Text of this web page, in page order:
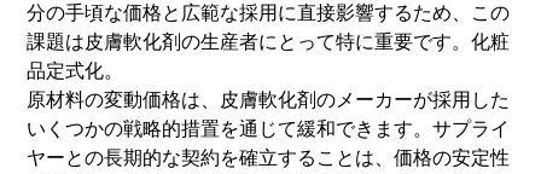
分の手頃な価格と広範な採用に直接影響するため、この
課題は皮膚軟化剤の生産者にとって特に重要です。 化粧
品定式化。
原材料の変動価格は、皮膚軟化剤のメーカーが採用した
いくつかの戦略的措置を通じて緩和できます。サプライ
ヤーとの長期的な契約を確立することは、価格の安定性